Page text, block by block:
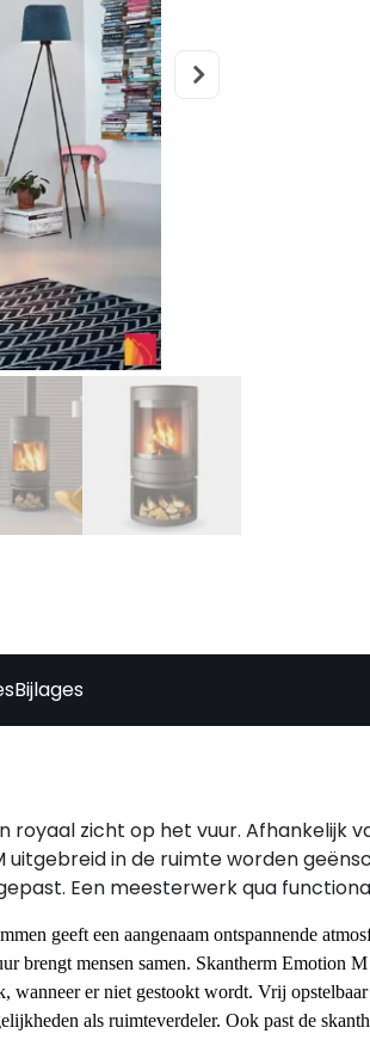
Bijlages
royaal zicht op het vuur. Afhankelijk
in de ruimte worden
Een meesterwerk qua
geeft een aangenaam ontspannende
brengt mensen samen. Skantherm Emotion
er niet gestookt wordt. Vrij opstelbaar
als ruimteverdeler. Ook past de